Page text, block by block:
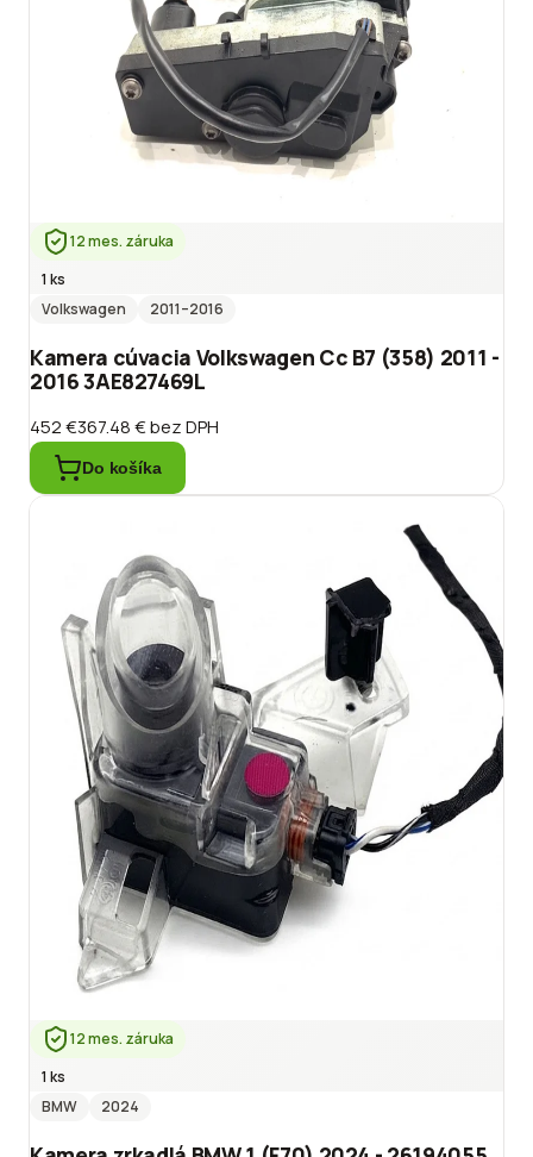
12 mes. záruka
1 ks
Volkswagen
2011–2016
Kamera cúvacia Volkswagen Cc B7 (358) 2011 -
2016 3AE827469L
452 €367.48 €bez DPH
Do košíka
12 mes. záruka
1 ks
BMW
2024